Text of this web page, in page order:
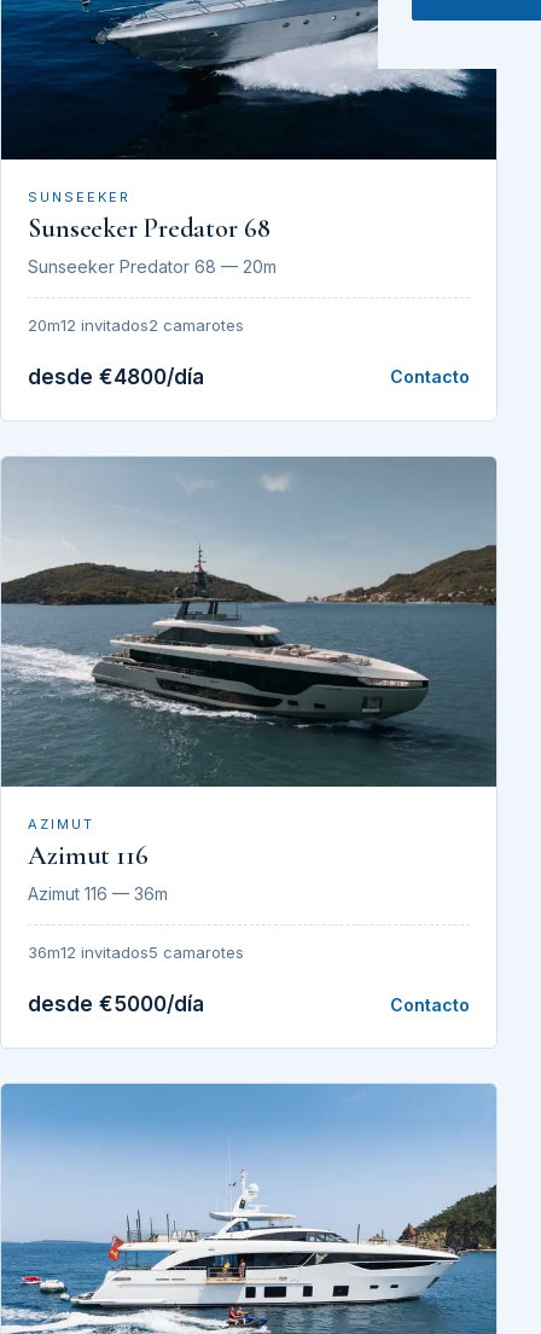
SUNSEEKER
Sunseeker Predator 68
Sunseeker Predator 68 — 20m
20m12 invitados2 camarotes
desde €4800/día Contacto
AZIMUT
Azimut 116
Azimut 116 — 36m
36m12 invitados5 camarotes
desde €5000/día Contacto